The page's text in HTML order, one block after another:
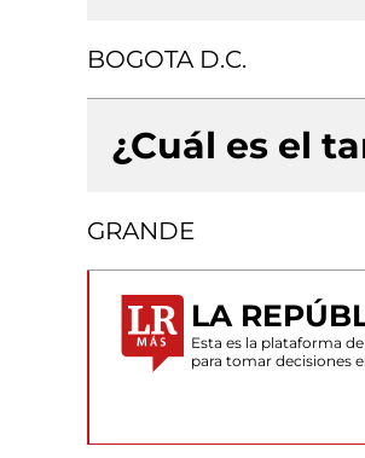
BOGOTA D.C.
¿Cuál es el
GRANDE
LA
Esta es la plataforma
para tomar decisiones